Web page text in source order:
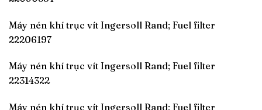
Máy nén khí trục vít Ingersoll Rand; Fuel filter
22206197
Máy nén khí trục vít Ingersoll Rand; Fuel filter
22314322
Máy nén khí trục vít Ingersoll Rand; Fuel filter